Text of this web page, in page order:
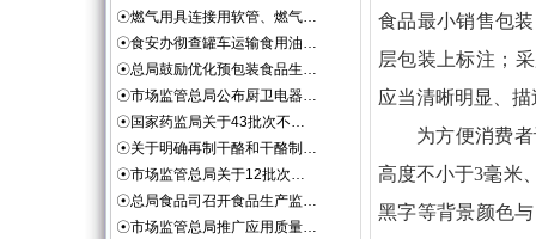
☉燃气用具连接用软管、燃气…
☉食安办彻查罐车运输食用油…
☉总局鼓励优化预包装食品生…
☉市场监管总局公布厨卫电器…
☉国家药监局关于43批次不…
☉关于明确再制干酪和干酪制…
☉市场监管总局关于12批次…
☉总局食品司召开食品生产监…
☉市场监管总局推广应用质量…
食品最小销售包
层包装上标注；
应当清晰明显、
为方便消费
高度不小于3毫米
黑字等背景颜色